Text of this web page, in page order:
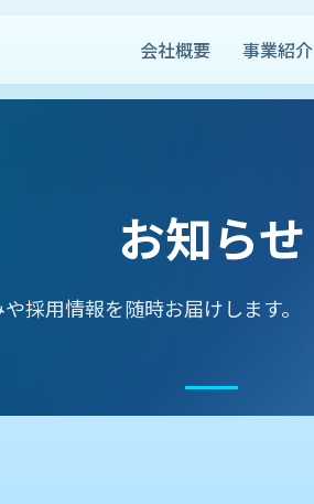
会社概要 事業紹介
お知らせ
採用情報を随時お届けします。